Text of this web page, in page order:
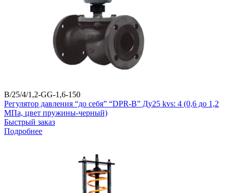
B/25/4/1,2-GG-1,6-150
Регулятор давления “до себя” “DPR-B” Ду25 kvs: 4 (0,6 до 1,2
МПа, цвет пружины-черный)
Быстрый заказ
Подробнее